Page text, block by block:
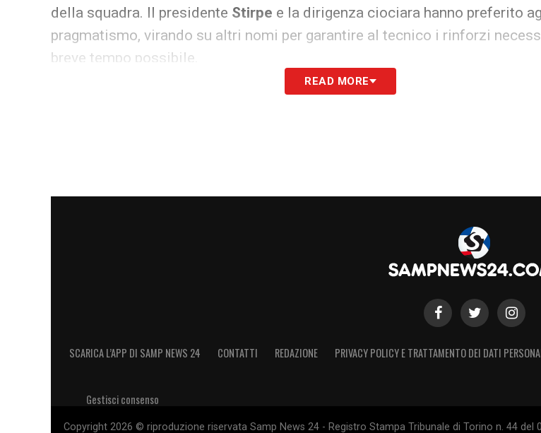
della squadra. Il presidente Stirpe e la dirigenza ciociara hanno preferito
pragmatismo, virando su altri nomi per garantire al tecnico i rinforzi
breve tempo possibile.
, questa situazione potrebbe significare dover valutare altre
READ MORE
SCARICA L’APP DI SAMP NEWS 24 CONTATTI REDAZIONE PRIVACY POLICY E TRATTAMENTO DEI DATI
Gestisci consenso
Copyright 2026 © riproduzione riservata Samp News 24 - Registro Stampa Tribunale di Torino n. 44